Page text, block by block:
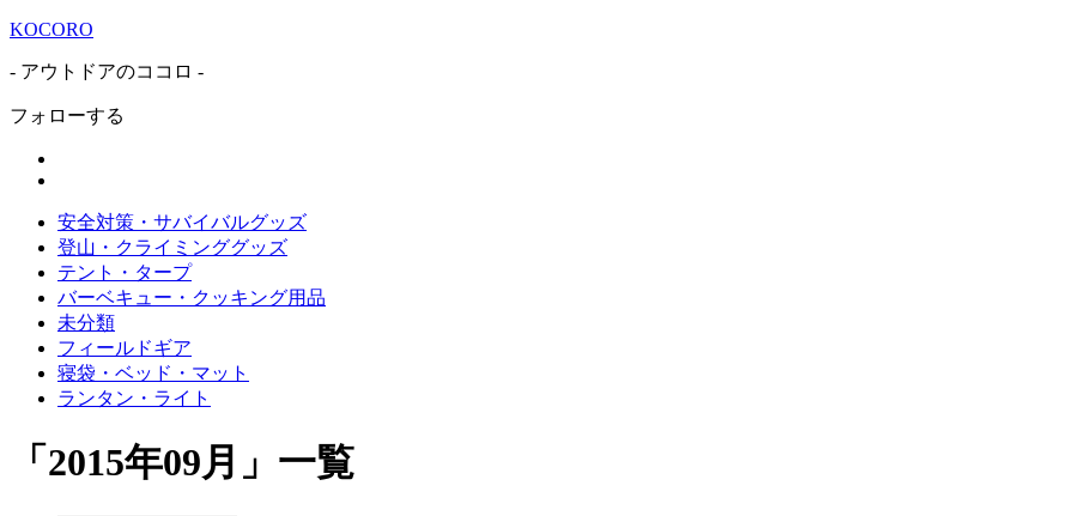
KOCORO
- アウトドアのココロ -
フォローする
安全対策・サバイバルグッズ
登山・クライミンググッズ
テント・タープ
バーベキュー・クッキング用品
未分類
フィールドギア
寝袋・ベッド・マット
ランタン・ライト
「 2015年09月 」 一覧